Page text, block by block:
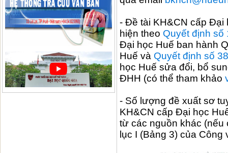
- Đề tài KH&CN cấp Đại
hiện theo Quyết định
Đại học Huế ban hành
Huế và Quyết định số
học Huế sửa đổi, bổ
ĐHH (có thể tham khảo
- Số lượng đề xuất sơ
KH&CN cấp Đại học
từ các nguồn khác (nếu
lục I (Bảng 3) của